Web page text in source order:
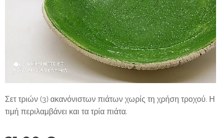
Σετ τριών (3) ακανόνιστων πιάτων χωρίς τη χρήση τροχού. Η
τιμή περιλαμβάνει και τα τρία πιάτα.